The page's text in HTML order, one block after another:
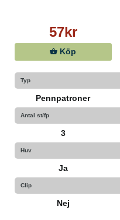
57kr
Köp
Typ
Pennpatroner
Antal st/fp
3
Huv
Ja
Clip
Nej